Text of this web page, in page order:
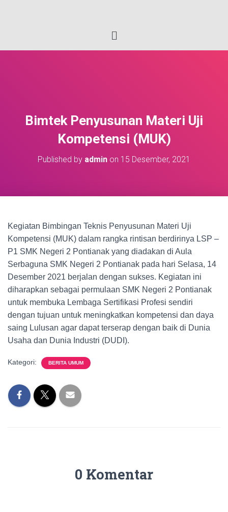
Bimtek Penyusunan Materi Uji
Kompetensi (MUK)
Published by admin on 15 Desember, 2021
Kegiatan Bimbingan Teknis Penyusunan Materi Uji
Kompetensi (MUK) dalam rangka rintisan berdirinya LSP –
P1 SMK Negeri 2 Pontianak yang diadakan di Aula
Serbaguna SMK Negeri 2 Pontianak pada hari Selasa, 14
Desember 2021 berjalan dengan sukses. Kegiatan ini
diharapkan sebagai permulaan SMK Negeri 2 Pontianak
untuk membuka Lembaga Sertifikasi Profesi sendiri
dengan tujuan untuk meningkatkan kompetensi dan daya
saing Lulusan agar dapat terserap dengan baik di Dunia
Usaha dan Dunia Industri (DUDI).
Kategori: BERITA UMUM
0 Komentar